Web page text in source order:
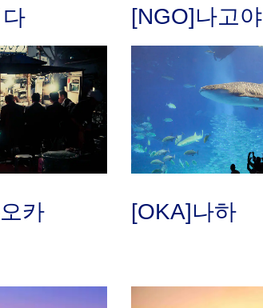
[NGO]나고야
카 [OKA]나하